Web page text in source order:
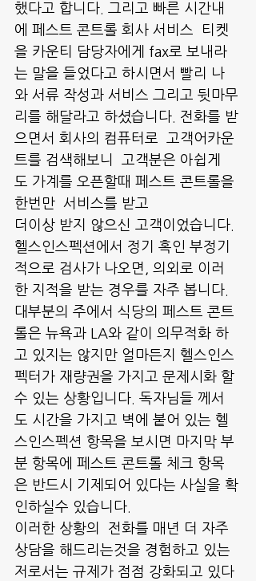
했다고 합니다. 그리고 빠른 시간내
에 페스트 콘트롤 회사 서비스  티켓
을 카운티 담당자에게 fax로 보내라
는 말을 들었다고 하시면서 빨리 나
와 서류 작성과 서비스 그리고 뒷마무
리를 해달라고 하셨습니다. 전화를 받
으면서 회사의 컴퓨터로  고객어카운
트를 검색해보니  고객분은 아쉽게
도 가계를 오픈할때 페스트 콘트롤을
한번만  서비스를 받고
더이상 받지 않으신 고객이었습니다.
헬스인스펙션에서 정기 혹인 부정기
적으로 검사가 나오면, 의외로 이러
한 지적을 받는 경우를 자주 봅니다.
대부분의 주에서 식당의 페스트 콘트
롤은 뉴욕과 LA와 같이 의무적화 하
고 있지는 않지만 얼마든지 헬스인스
펙터가 재량권을 가지고 문제시화 할
수 있는 상황입니다. 독자님들 께서
도 시간을 가지고 벽에 붙어 있는 헬
스인스펙션 항목을 보시면 마지막 부
분 항목에 페스트 콘트롤 체크 항목
은 반드시 기제되어 있다는 사실을 확
인하실수 있습니다.
이러한 상황의  전화를 매년 더 자주
상담을 해드리는것을 경험하고 있는
저로서는 규제가 점점 강화되고 있다